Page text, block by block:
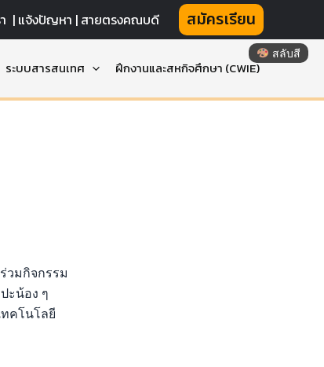
| แจ้งปัญหา | สายตรงคณบดี สมัครเรียน
ระบบสารสนเทศ ฝึกงานและสหกิจศึกษา (CWIE)
วมกิจกรรม
ะน้อง ๆ
คโนโลยี
สลับสี